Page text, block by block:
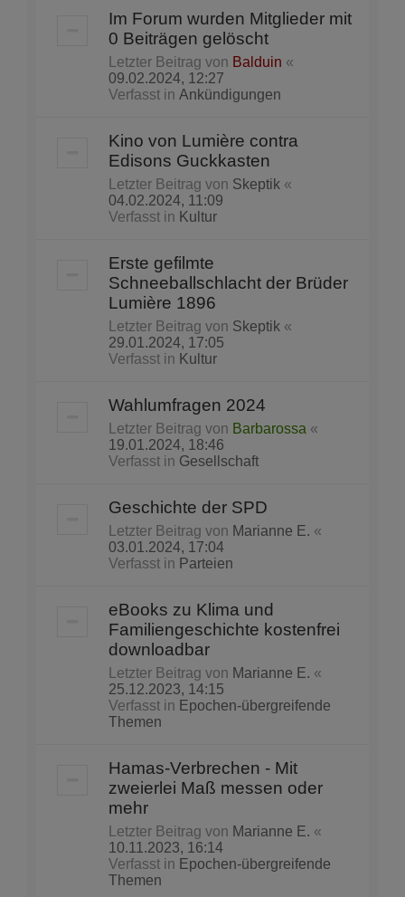
Im Forum wurden Mitglieder mit
0 Beiträgen gelöscht
Letzter Beitrag von Balduin «
09.02.2024, 12:27
Verfasst in Ankündigungen
Kino von Lumière contra
Edisons Guckkasten
Letzter Beitrag von Skeptik «
04.02.2024, 11:09
Verfasst in Kultur
Erste gefilmte
Schneeballschlacht der Brüder
Lumière 1896
Letzter Beitrag von Skeptik «
29.01.2024, 17:05
Verfasst in Kultur
Wahlumfragen 2024
Letzter Beitrag von Barbarossa «
19.01.2024, 18:46
Verfasst in Gesellschaft
Geschichte der SPD
Letzter Beitrag von Marianne E. «
03.01.2024, 17:04
Verfasst in Parteien
eBooks zu Klima und
Familiengeschichte kostenfrei
downloadbar
Letzter Beitrag von Marianne E. «
25.12.2023, 14:15
Verfasst in Epochen-übergreifende
Themen
Hamas-Verbrechen - Mit
zweierlei Maß messen oder
mehr
Letzter Beitrag von Marianne E. «
10.11.2023, 16:14
Verfasst in Epochen-übergreifende
Themen